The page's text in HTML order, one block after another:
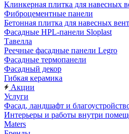
Клинкерная плитка для навесных
Фиброцементные панели
Бетонная плитка для навесных
Фасадные HPL-панели Sloplast
Тавелла
Реечные фасадные панели Legro
Фасадные термопанели
Фасадный декор
Гибкая керамика
Акции
Услуги
Фасад, ландшафт и
Интерьеры и работы внутри
Maters